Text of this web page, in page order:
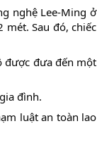
nghệ Lee-Ming ở
Sau đó, chiếc
được đưa đến một
đình.
luật an toàn lao
Keelung 154